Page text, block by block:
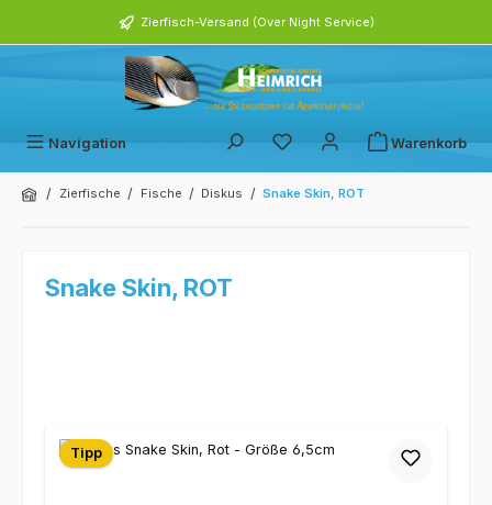
Zierfisch-Versand (Over Night Service)
Navigation Warenkorb
/ Zierfische / Fische / Diskus / Snake Skin, ROT
Snake Skin, ROT
Tipp